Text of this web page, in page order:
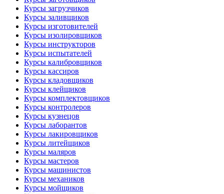
Курсы загрузчиков
Курсы заливщиков
Курсы изготовителей
Курсы изолировщиков
Курсы инструкторов
Курсы испытателей
Курсы калибровщиков
Курсы кассиров
Курсы кладовщиков
Курсы клейщиков
Курсы комплектовщиков
Курсы контролеров
Курсы кузнецов
Курсы лаборантов
Курсы лакировщиков
Курсы литейщиков
Курсы маляров
Курсы мастеров
Курсы машинистов
Курсы механиков
Курсы мойщиков